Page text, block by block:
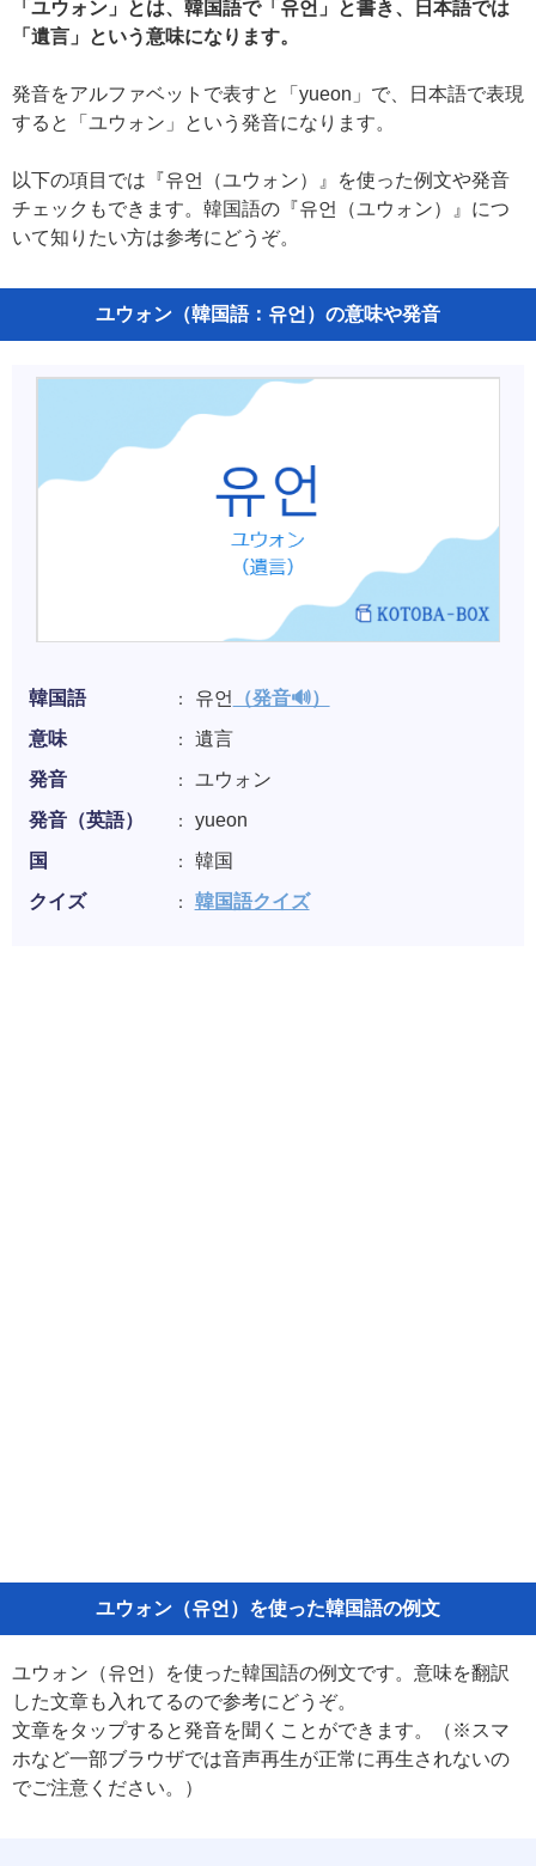
「ユウォン」とは、韓国語で「유언」と書き、日本語では
「遺言」という意味になります。
発音をアルファベットで表すと「yueon」で、日本語で表現
すると「ユウォン」という発音になります。
以下の項目では『유언（ユウォン）』を使った例文や発音
チェックもできます。韓国語の『유언（ユウォン）』につ
いて知りたい方は参考にどうぞ。
ユウォン（韓国語：유언）の意味や発音
韓国語 유언
（発音🔊）
意味
遺言
発音
ユウォン
発音（英語）
yueon
国
韓国
クイズ
韓国語クイズ
ユウォン（유언）を使った韓国語の例文
ユウォン（유언）を使った韓国語の例文です。意味を翻訳
した文章も入れてるので参考にどうぞ。
文章をタップすると発音を聞くことができます。（※スマ
ホなど一部ブラウザでは音声再生が正常に再生されないの
でご注意ください。）